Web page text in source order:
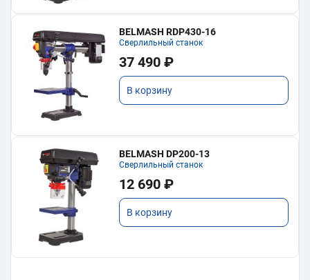
BELMASH RDP430-16
Сверлильный станок
37 490 ₽
В корзину
BELMASH DP200-13
Сверлильный станок
12 690 ₽
В корзину